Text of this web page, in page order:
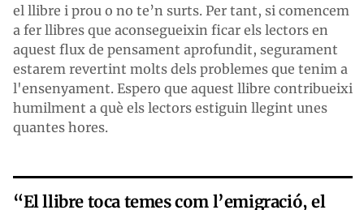
el llibre i prou o no te’n surts. Per tant, si comencem
a fer llibres que aconsegueixin ficar els lectors en
aquest flux de pensament aprofundit, segurament
estarem revertint molts dels problemes que tenim a
l'ensenyament. Espero que aquest llibre contribueixi
humilment a què els lectors estiguin llegint unes
quantes hores.
“El llibre toca temes com l’emigració, el